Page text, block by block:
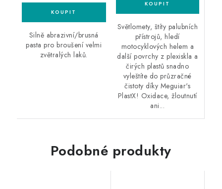
Silně abrazivní/brusná
pasta pro broušení velmi
zvětralých laků.
Světlomety, štíty palubních
přístrojů, hledí
motocyklových helem a
další povrchy z plexiskla a
čirých plastů snadno
vyleštíte do průzračné
čistoty díky Meguiar's
PlastX! Oxidace, žloutnutí
ani...
Podobné produkty